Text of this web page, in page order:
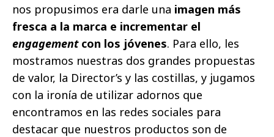
nos propusimos era darle una imagen más
fresca a la marca e incrementar el
engagement con los jóvenes. Para ello, les
mostramos nuestras dos grandes propuestas
de valor, la Director’s y las costillas, y jugamos
con la ironía de utilizar adornos que
encontramos en las redes sociales para
destacar que nuestros productos son de